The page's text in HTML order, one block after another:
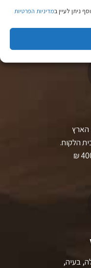
ניתן לעיין במדיניות הפרטיות
ללא תחרות.
הארץ
הלקוח.
בעיה,